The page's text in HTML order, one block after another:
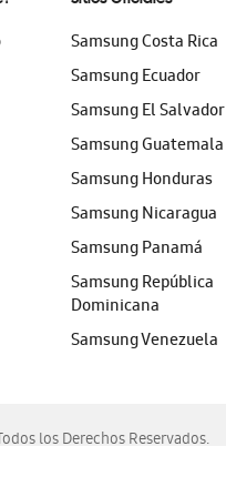
Samsung Costa Rica
Samsung Ecuador
Samsung El Salvador
Samsung Guatemala
Samsung Honduras
Samsung Nicaragua
Samsung Panamá
Samsung República
Dominicana
Samsung Venezuela
los Derechos Reservados.